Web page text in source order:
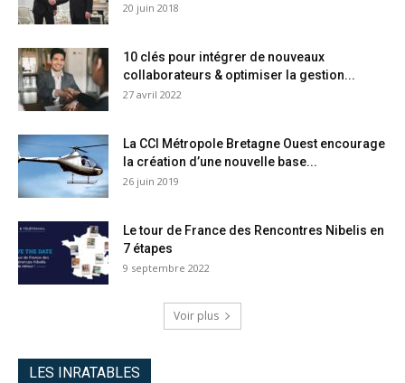
20 juin 2018
10 clés pour intégrer de nouveaux
collaborateurs & optimiser la gestion...
27 avril 2022
La CCI Métropole Bretagne Ouest encourage
la création d’une nouvelle base...
26 juin 2019
Le tour de France des Rencontres Nibelis en
7 étapes
9 septembre 2022
Voir plus
LES INRATABLES